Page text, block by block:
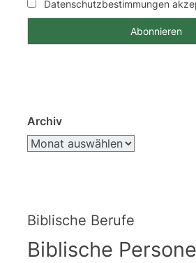
Datenschutzbestimmungen
Archiv
Biblische Berufe
Biblische